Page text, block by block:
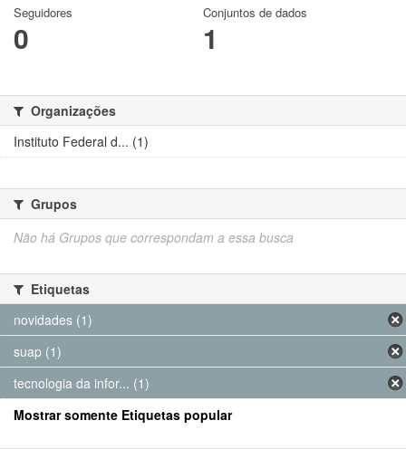
Seguidores
0
Conjuntos de dados
1
Organizações
Instituto Federal d... (1)
Grupos
Não há Grupos que correspondam a essa busca
Etiquetas
novidades (1)
suap (1)
tecnologia da infor... (1)
Mostrar somente Etiquetas popular